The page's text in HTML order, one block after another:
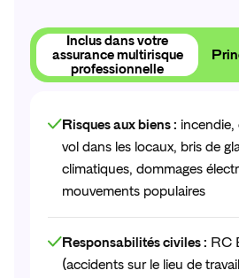
Obtenir mon
Inclus dans votre
assurance multirisque
professionnelle
Risques aux biens : incendie,
vol dans les locaux, bris de
climatiques, dommages
mouvements populaires
Responsabilités civiles : RC
(accidents sur le lieu de